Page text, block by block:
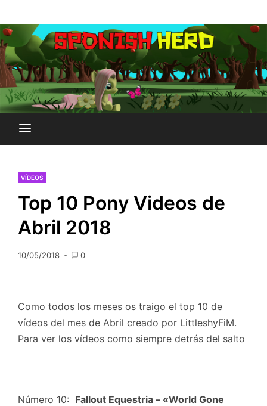
al
contenido
SPONISH HERD
VÍDEOS
Top 10 Pony Videos de
Abril 2018
10/05/2018 0
Como todos los meses os traigo el top 10 de
vídeos del mes de Abril creado por LittleshyFiM.
Para ver los vídeos como siempre detrás del salto
Número 10: Fallout Equestria – «World Gone